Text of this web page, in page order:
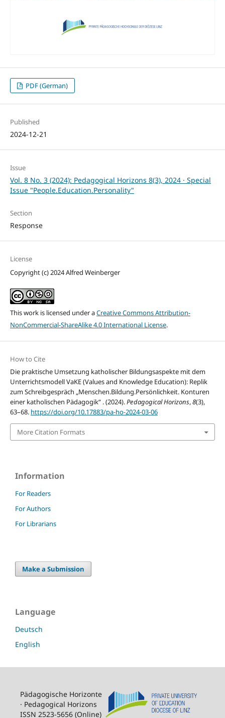
PDF (German)
Published
2024-12-21
Issue
Vol. 8 No. 3 (2024): Pedagogical Horizons 8(3), 2024 · Special
Issue "People.Education.Personality"
Section
Response
License
Copyright (c) 2024 Alfred Weinberger
This work is licensed under aCreative Commons Attribution-
NonCommercial-ShareAlike 4.0 International License.
How to Cite
Die praktische Umsetzung katholischer Bildungsaspekte mit dem
Unterrichtsmodell VaKE (Values and Knowledge Education): Replik
zum Schreibgespräch „Menschen.Bildung.Persönlichkeit. Konturen
einer katholischen Pädagogik“ . (2024).Pedagogical Horizons,8(3),
63–68. https://doi.org/10.17883/pa-ho-2024-03-06
More Citation Formats
Information
For Readers
For Authors
For Librarians
Make a Submission
Language
Deutsch
English
Pädagogische Horizonte
· Pedagogical Horizons
ISSN 2523-5656 (Online)